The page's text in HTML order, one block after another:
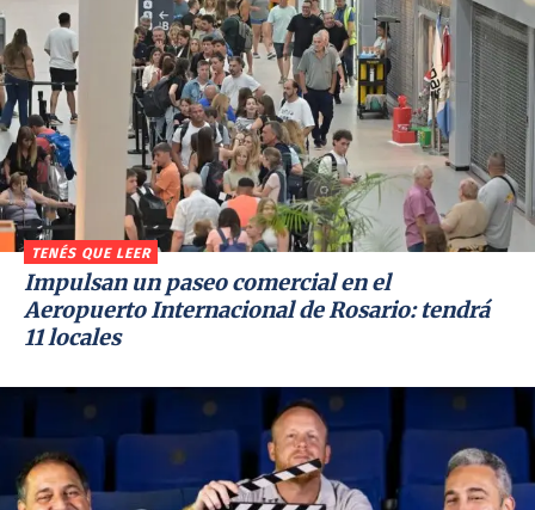
TENÉS QUE LEER
Impulsan un paseo comercial en el
Aeropuerto Internacional de Rosario: tendrá
11 locales